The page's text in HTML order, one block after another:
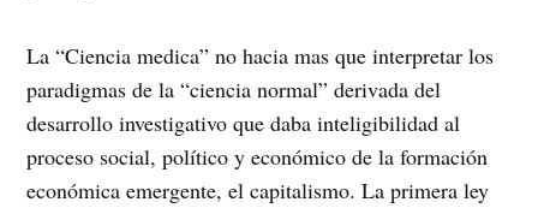
La “Ciencia medica” no hacia mas que interpretar los
paradigmas de la “ciencia normal” derivada del
desarrollo investigativo que daba inteligibilidad al
proceso social, político y económico de la formación
económica emergente, el capitalismo. La primera ley